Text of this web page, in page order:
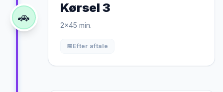
Kørsel 3
2x45 min.
📅Efter aftale
🚗